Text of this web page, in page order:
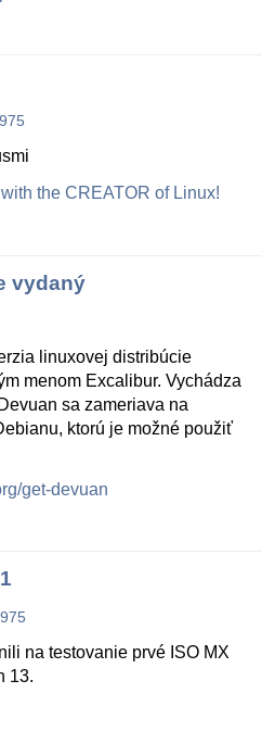
the CREATOR of Linux!
vydaný
linuxovej distribúcie
menom Excalibur. Vychádza
sa zameriava na
ktorú je možné použiť
get-devuan
na testovanie prvé ISO MX
13.